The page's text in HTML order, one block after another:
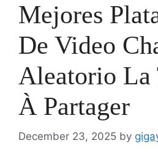
Mejores
De Video
Aleatorio La
À Partager
December 23, 2025 by